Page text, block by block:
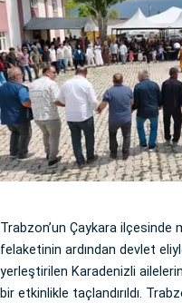
Trabzon’un Çaykara ilçesinde
felaketinin ardından devlet
yerleştirilen Karadenizli
bir etkinlikle taçlandırıldı.